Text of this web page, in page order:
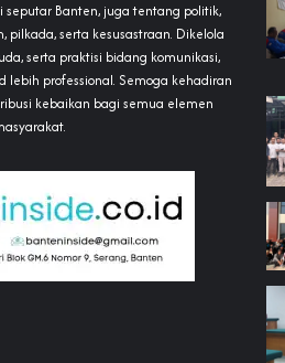
Banten, juga tentang politik,
pilkada, serta kesusastraan. Dikelola
serta praktisi bidang komunikasi,
lebih professional. Semoga kehadiran
kebaikan bagi semua elemen